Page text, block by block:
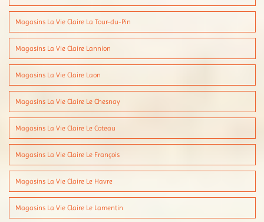
Magasins La Vie Claire La Tour-du-Pin
Magasins La Vie Claire Lannion
Magasins La Vie Claire Laon
Magasins La Vie Claire Le Chesnay
Magasins La Vie Claire Le Coteau
Magasins La Vie Claire Le François
Magasins La Vie Claire Le Havre
Magasins La Vie Claire Le Lamentin